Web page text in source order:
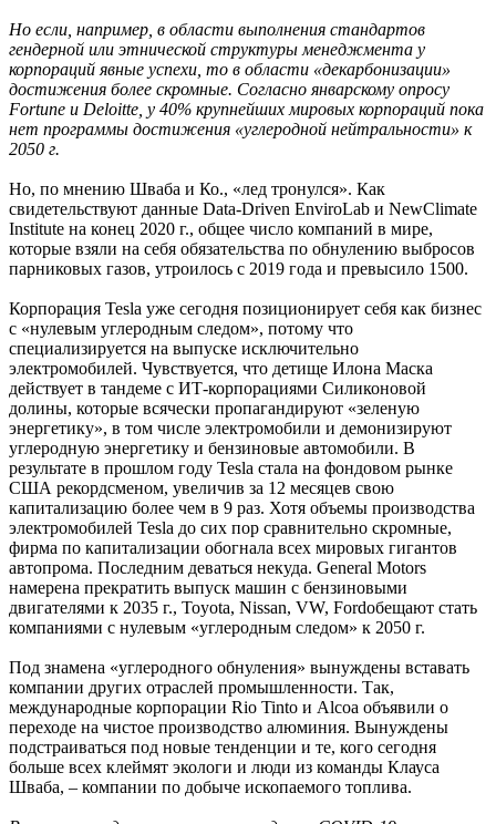
Но если, например, в области выполнения стандартов
гендерной или этнической структуры менеджмента у
корпораций явные успехи, то в области «декарбонизации»
достижения более скромные. Согласно январскому опросу
Fortune и Deloitte, у 40% крупнейших мировых корпораций пока
нет программы достижения «углеродной нейтральности» к
2050 г.
Но, по мнению Шваба и Ко., «лед тронулся». Как
свидетельствуют данные Data-Driven EnviroLab и NewClimate
Institute на конец 2020 г., общее число компаний в мире,
которые взяли на себя обязательства по обнулению выбросов
парниковых газов, утроилось с 2019 года и превысило 1500.
Корпорация Tesla уже сегодня позиционирует себя как бизнес
с «нулевым углеродным следом», потому что
специализируется на выпуске исключительно
электромобилей. Чувствуется, что детище Илона Маска
действует в тандеме с ИТ-корпорациями Силиконовой
долины, которые всячески пропагандируют «зеленую
энергетику», в том числе электромобили и демонизируют
углеродную энергетику и бензиновые автомобили. В
результате в прошлом году Tesla стала на фондовом рынке
США рекордсменом, увеличив за 12 месяцев свою
капитализацию более чем в 9 раз. Хотя объемы производства
электромобилей Tesla до сих пор сравнительно скромные,
фирма по капитализации обогнала всех мировых гигантов
автопрома. Последним деваться некуда. General Motors
намерена прекратить выпуск машин с бензиновыми
двигателями к 2035 г., Toyota, Nissan, VW, Fordобещают стать
компаниями с нулевым «углеродным следом» к 2050 г.
Под знамена «углеродного обнуления» вынуждены вставать
компании других отраслей промышленности. Так,
международные корпорации Rio Tinto и Alcoa объявили о
переходе на чистое производство алюминия. Вынуждены
подстраиваться под новые тенденции и те, кого сегодня
больше всех клеймят экологи и люди из команды Клауса
Шваба, – компании по добыче ископаемого топлива.